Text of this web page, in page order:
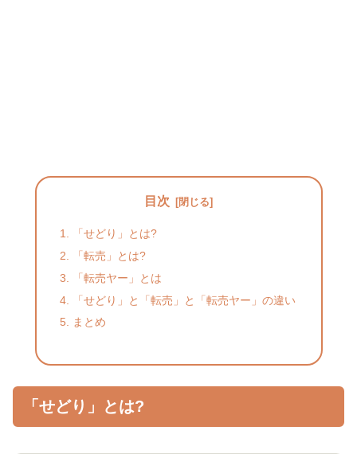
目次
「せどり」とは?
「転売」とは?
「転売ヤー」とは
「せどり」と「転売」と「転売ヤー」の違い
まとめ
「せどり」とは?